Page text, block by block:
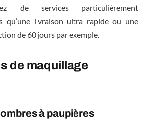
de services particulièrement
qu’une livraison ultra rapide ou une
de 60 jours par exemple.
de maquillage
à paupières